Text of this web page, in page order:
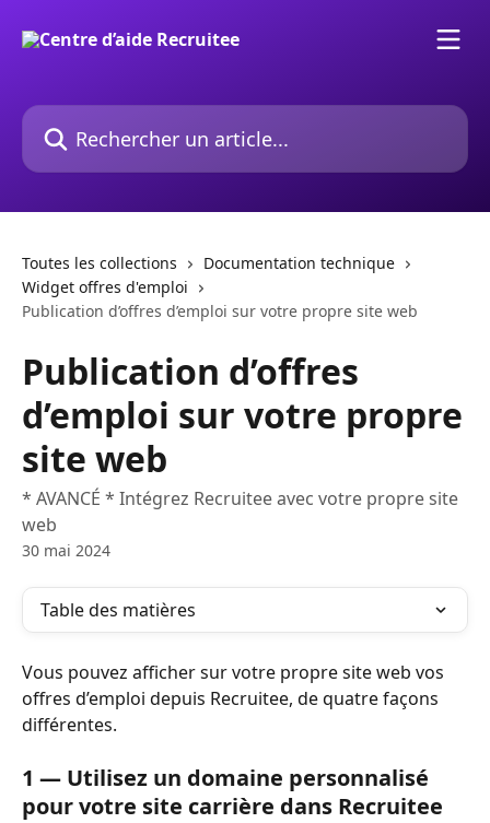
Rechercher un article...
Toutes les collections
Documentation technique
Widget offres d'emploi
Publication d’offres d’emploi sur votre propre site web
Publication d’offres
d’emploi sur votre propre
site web
* AVANCÉ * Intégrez Recruitee avec votre propre site
web
30 mai 2024
Table des matières
Vous pouvez afficher sur votre propre site web vos
offres d’emploi depuis Recruitee, de quatre façons
différentes.
1 — Utilisez un domaine personnalisé
pour votre site carrière dans Recruitee